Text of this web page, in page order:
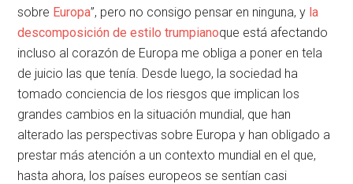
sobre Europa”, pero no consigo pensar en ninguna, y la
descomposición de estilo trumpianoque está afectando
incluso al corazón de Europa me obliga a poner en tela
de juicio las que tenía. Desde luego, la sociedad ha
tomado conciencia de los riesgos que implican los
grandes cambios en la situación mundial, que han
alterado las perspectivas sobre Europa y han obligado a
prestar más atención a un contexto mundial en el que,
hasta ahora, los países europeos se sentían casi